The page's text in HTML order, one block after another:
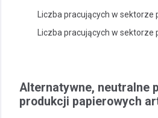
Liczba pracujących w
Liczba pracujących w
Alternatywne, neutralne
produkcji papierowych